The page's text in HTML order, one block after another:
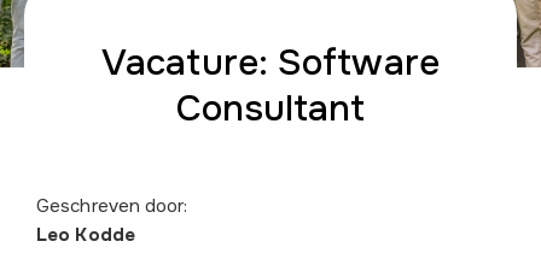
Vacature: Software
Consultant
Geschreven door:
Leo Kodde